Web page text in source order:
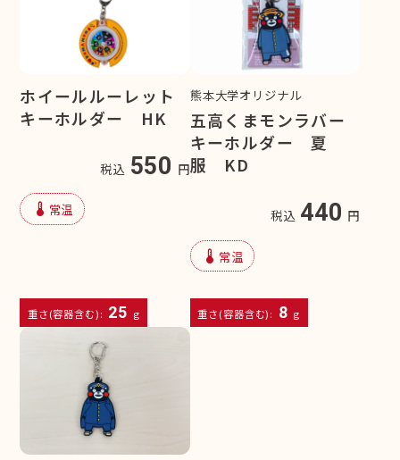
ホイールルーレット
キーホルダー HK
税込 550 円
device_thermostat 常温
重さ(容器含む): 25 g
熊本大学オリジナル
五高くまモンラバー
キーホルダー 夏
服 KD
税込 440 円
device_thermostat 常温
重さ(容器含む): 8 g